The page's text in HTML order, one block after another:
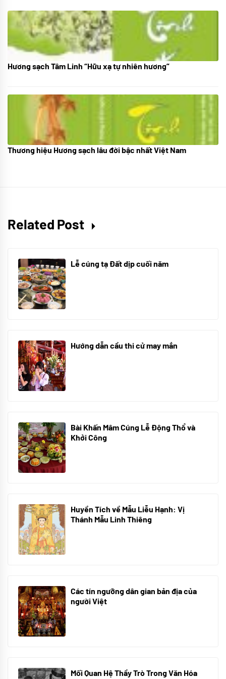
28/10/2025
Hương sạch Tâm Linh “Hữu xạ tự nhiên hương”
18/10/2025
Thương hiệu Hương sạch lâu đời bậc nhất Việt Nam
Related Post
Lễ cúng tạ Đất dịp cuối năm
Hướng dẫn cầu thi cử may mắn
Bài Khấn Mâm Cúng Lễ Động Thổ và
Khởi Công
Huyền Tích về Mẫu Liễu Hạnh: Vị
Thánh Mẫu Linh Thiêng
Các tín ngưỡng dân gian bản địa của
người Việt
Mối Quan Hệ Thầy Trò Trong Văn Hóa